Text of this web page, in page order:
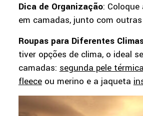
Dica de Organização:
em camadas, junto com
Roupas para Diferentes
tiver opções de clima, o ideal
camadas:segunda pele
fleeceou merino e a jaqueta